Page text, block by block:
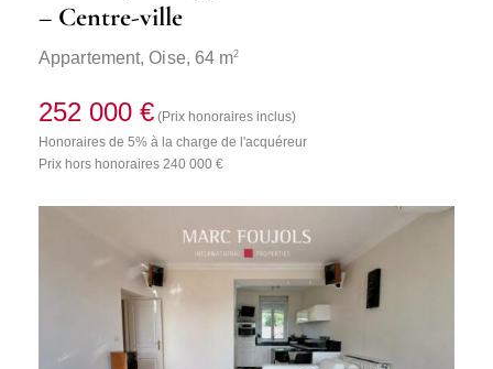
– Centre-ville
Appartement,Oise, 64 m2
252 000 € (Prix honoraires inclus)
Honoraires de 5% à la charge de l'acquéreur
Prix hors honoraires 240 000 €